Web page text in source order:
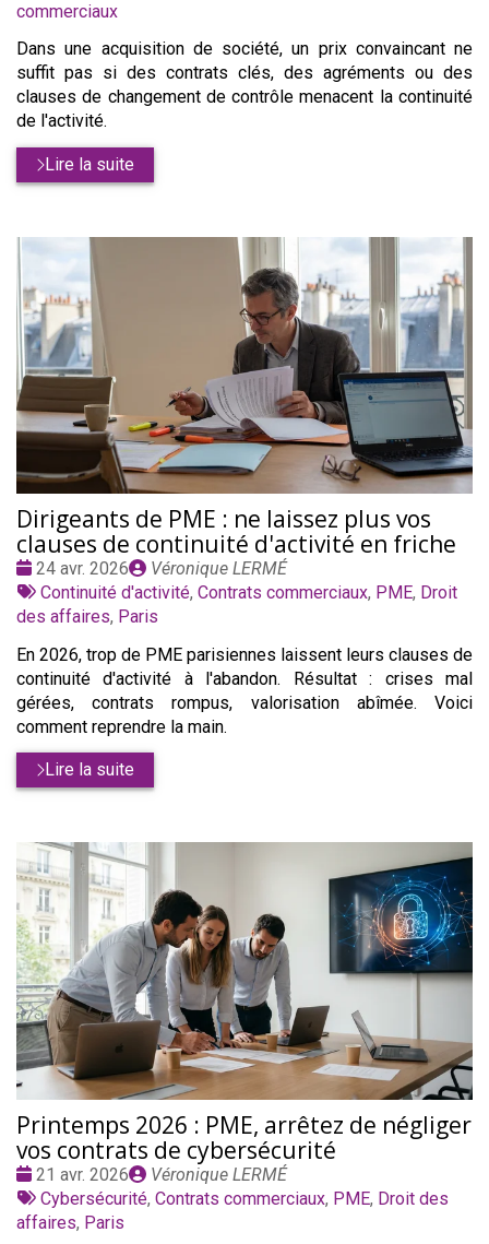
commerciaux
Dans une acquisition de société, un prix convaincant ne
suffit pas si des contrats clés, des agréments ou des
clauses de changement de contrôle menacent la continuité
de l'activité.
Lire la suite
Dirigeants de PME : ne laissez plus vos
clauses de continuité d'activité en friche
Date
:
24 avr. 2026
Publié
par
Véronique LERMÉ
Tags
:
Continuité d'activité, Contrats commerciaux, PME, Droit
des affaires, Paris
En 2026, trop de PME parisiennes laissent leurs clauses de
continuité d'activité à l'abandon. Résultat : crises mal
gérées, contrats rompus, valorisation abîmée. Voici
comment reprendre la main.
Lire la suite
Printemps 2026 : PME, arrêtez de négliger
vos contrats de cybersécurité
Date
:
21 avr. 2026
Publié
par
Véronique LERMÉ
Tags
:
Cybersécurité, Contrats commerciaux, PME, Droit des
affaires, Paris